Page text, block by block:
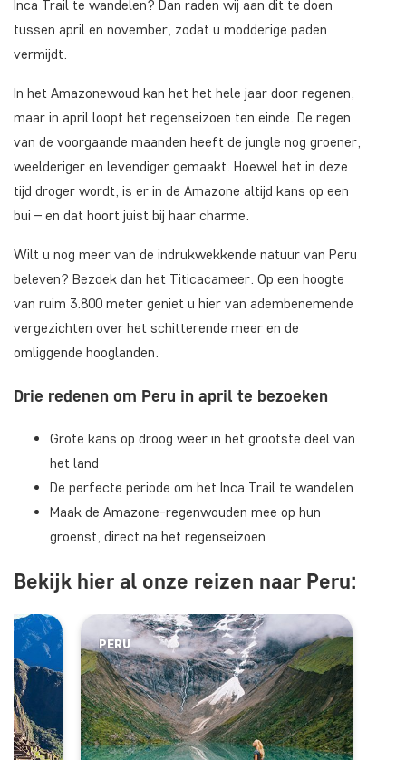
Inca Trail te wandelen? Dan raden wij aan dit te doen
tussen april en november, zodat u modderige paden
vermijdt.
In het Amazonewoud kan het het hele jaar door regenen,
maar in april loopt het regenseizoen ten einde. De regen
van de voorgaande maanden heeft de jungle nog groener,
weelderiger en levendiger gemaakt. Hoewel het in deze
tijd droger wordt, is er in de Amazone altijd kans op een
bui – en dat hoort juist bij haar charme.
Wilt u nog meer van de indrukwekkende natuur van Peru
beleven? Bezoek dan het Titicacameer. Op een hoogte
van ruim 3.800 meter geniet u hier van adembenemende
vergezichten over het schitterende meer en de
omliggende hooglanden.
Drie redenen om Peru in april te bezoeken
Grote kans op droog weer in het grootste deel van
het land
De perfecte periode om het Inca Trail te wandelen
Maak de Amazone-regenwouden mee op hun
groenst, direct na het regenseizoen
Bekijk hier al onze reizen naar Peru:
PERU